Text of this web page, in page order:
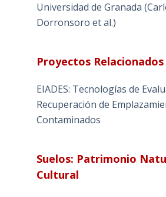
Universidad de Granada
Dorronsoro et al.)
Proyectos Relacionados
EIADES: Tecnologías de
Recuperación de
Contaminados
Suelos: Patrimonio
Cultural